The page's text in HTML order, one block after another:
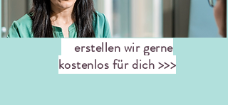
erstellen wir gerne
kostenlos für dich >>>